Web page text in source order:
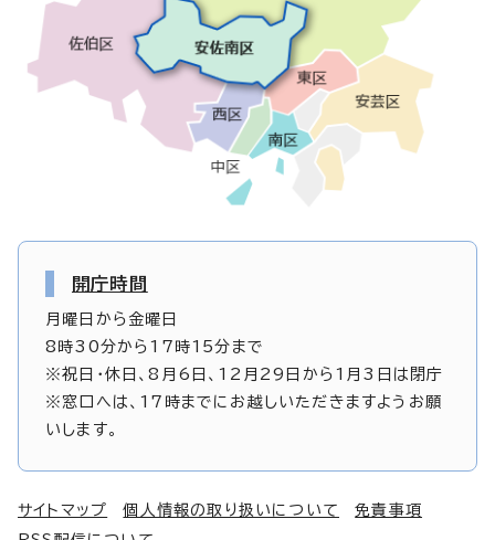
開庁時間
月曜日から金曜日
8時30分から17時15分まで
※祝日・休日、8月6日、12月29日から1月3日は閉庁
※窓口へは、17時までにお越しいただきますようお願
いします。
サイトマップ 個人情報の取り扱いについて
免責事項